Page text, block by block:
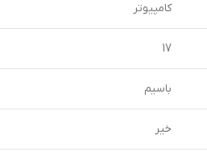
کامپیوتر
17
باسیم
خیر